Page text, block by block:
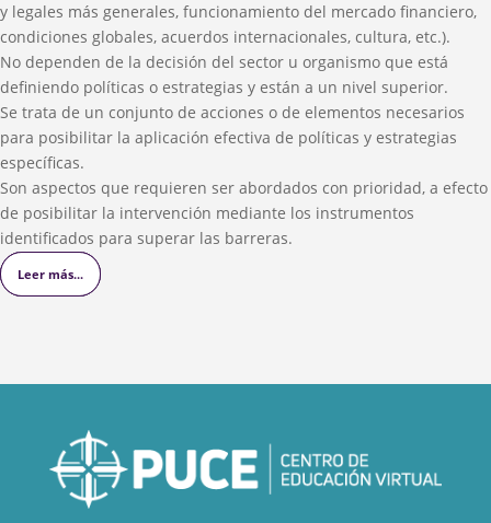
Leer más...
Leer más...
y legales más generales, funcionamiento del mercado financiero,
condiciones globales, acuerdos internacionales, cultura, etc.).
No dependen de la decisión del sector u organismo que está
definiendo políticas o estrategias y están a un nivel superior.
Se trata de un conjunto de acciones o de elementos necesarios
para posibilitar la aplicación efectiva de políticas y estrategias
específicas.
Son aspectos que requieren ser abordados con prioridad, a efecto
de posibilitar la intervención mediante los instrumentos
identificados para superar las barreras.
Leer más...